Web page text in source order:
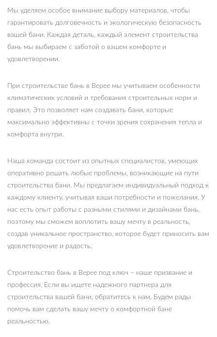
Мы уделяем особое внимание выбору материалов, чтобы
гарантировать долговечность и экологическую безопасность
вашей бани. Каждая деталь, каждый элемент строительства
бань мы выбираем с заботой о вашем комфорте и
удовлетворении.
При строительстве бань в Верее мы учитываем особенности
климатических условий и требования строительных норм и
правил. Это позволяет нам создавать бани, которые
максимально эффективны с точки зрения сохранения тепла и
комфорта внутри.
Наша команда состоит из опытных специалистов, умеющих
оперативно решать любые проблемы, возникающие на пути
строительства бани. Мы предлагаем индивидуальный подход к
каждому клиенту, учитывая ваши потребности и пожелания. У
нас есть опыт работы с разными стилями и дизайнами бань,
поэтому мы сможем воплотить вашу мечту в реальность,
создав уникальное пространство, которое будет приносить вам
удовлетворение и радость.
Строительство бань в Верее под ключ – наше призвание и
профессия. Если вы ищете надежного партнера для
строительства вашей бани, обратитесь к нам. Будем рады
помочь вам сделать вашу мечту о комфортной бане
реальностью.